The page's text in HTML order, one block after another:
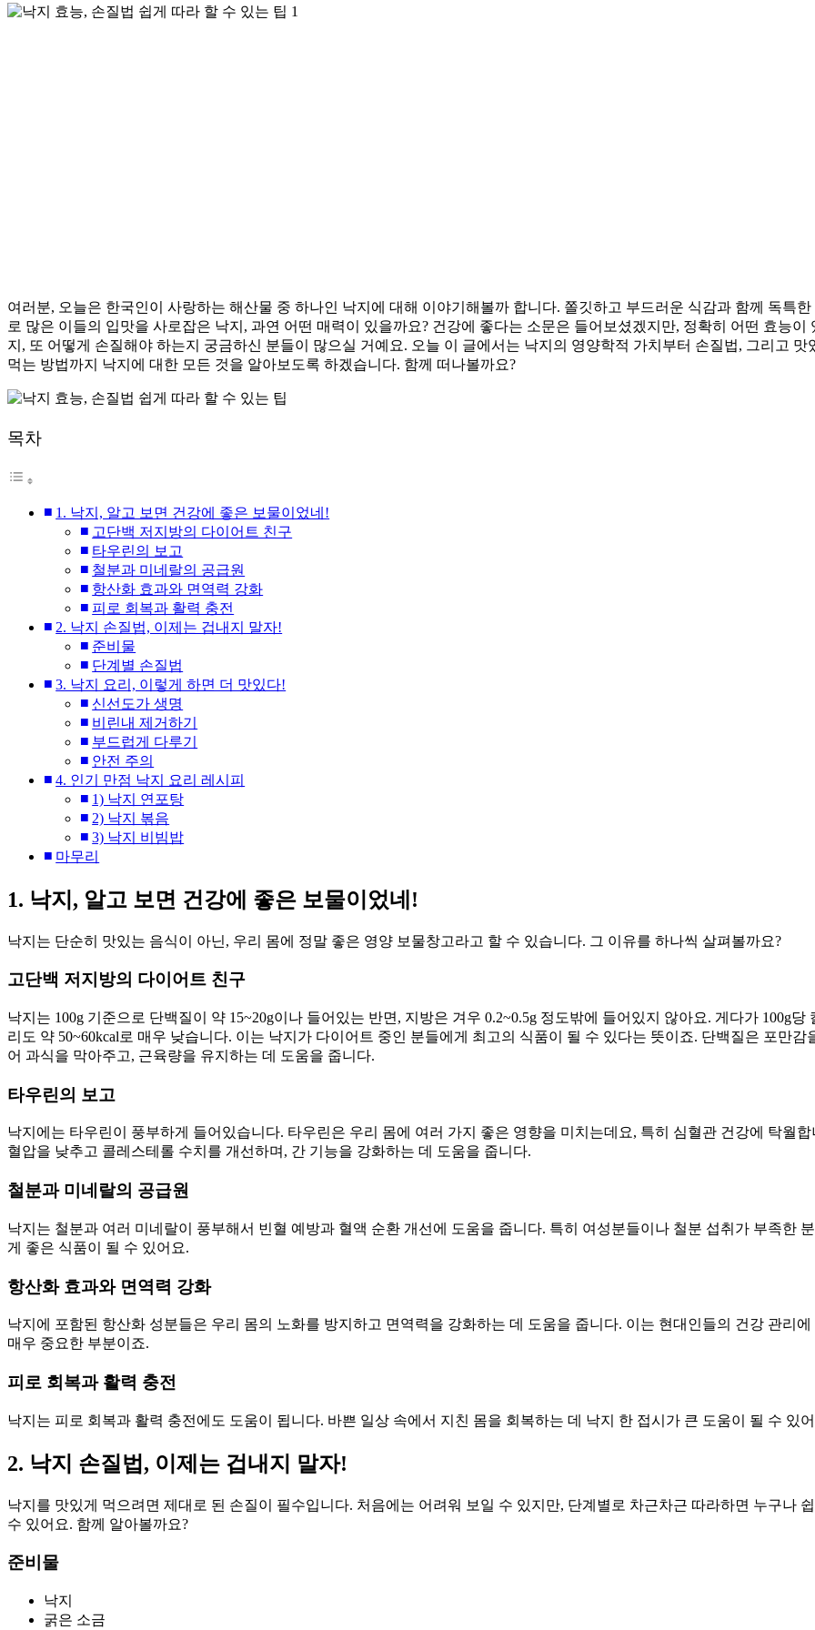
여러분, 오늘은 한국인이 사랑하는 해산물 중 하나인 낙지에 대해 이야기해볼까 합니다. 쫄깃하고 부드러운 식감과 함께 독특한
로 많은 이들의 입맛을 사로잡은 낙지, 과연 어떤 매력이 있을까요? 건강에 좋다는 소문은 들어보셨겠지만, 정확히 어떤 효능이
지, 또 어떻게 손질해야 하는지 궁금하신 분들이 많으실 거예요. 오늘 이 글에서는 낙지의 영양학적 가치부터 손질법, 그리고 맛
먹는 방법까지 낙지에 대한 모든 것을 알아보도록 하겠습니다. 함께 떠나볼까요?
목차
1. 낙지, 알고 보면 건강에 좋은 보물이었네!
고단백 저지방의 다이어트 친구
타우린의 보고
철분과 미네랄의 공급원
항산화 효과와 면역력 강화
피로 회복과 활력 충전
2. 낙지 손질법, 이제는 겁내지 말자!
준비물
단계별 손질법
3. 낙지 요리, 이렇게 하면 더 맛있다!
신선도가 생명
비린내 제거하기
부드럽게 다루기
안전 주의
4. 인기 만점 낙지 요리 레시피
1) 낙지 연포탕
2) 낙지 볶음
3) 낙지 비빔밥
마무리
1. 낙지, 알고 보면 건강에 좋은 보물이었네!
낙지는 단순히 맛있는 음식이 아닌, 우리 몸에 정말 좋은 영양 보물창고라고 할 수 있습니다. 그 이유를 하나씩 살펴볼까요?
고단백 저지방의 다이어트 친구
낙지는 100g 기준으로 단백질이 약 15~20g이나 들어있는 반면, 지방은 겨우 0.2~0.5g 정도밖에 들어있지 않아요. 게다가 100g당
리도 약 50~60kcal로 매우 낮습니다. 이는 낙지가 다이어트 중인 분들에게 최고의 식품이 될 수 있다는 뜻이죠. 단백질은 포만감
어 과식을 막아주고, 근육량을 유지하는 데 도움을 줍니다.
타우린의 보고
낙지에는 타우린이 풍부하게 들어있습니다. 타우린은 우리 몸에 여러 가지 좋은 영향을 미치는데요, 특히 심혈관 건강에 탁월합
혈압을 낮추고 콜레스테롤 수치를 개선하며, 간 기능을 강화하는 데 도움을 줍니다.
철분과 미네랄의 공급원
낙지는 철분과 여러 미네랄이 풍부해서 빈혈 예방과 혈액 순환 개선에 도움을 줍니다. 특히 여성분들이나 철분 섭취가 부족한 분
게 좋은 식품이 될 수 있어요.
항산화 효과와 면역력 강화
낙지에 포함된 항산화 성분들은 우리 몸의 노화를 방지하고 면역력을 강화하는 데 도움을 줍니다. 이는 현대인들의 건강 관리에
매우 중요한 부분이죠.
피로 회복과 활력 충전
낙지는 피로 회복과 활력 충전에도 도움이 됩니다. 바쁜 일상 속에서 지친 몸을 회복하는 데 낙지 한 접시가 큰 도움이 될 수 있
2. 낙지 손질법, 이제는 겁내지 말자!
낙지를 맛있게 먹으려면 제대로 된 손질이 필수입니다. 처음에는 어려워 보일 수 있지만, 단계별로 차근차근 따라하면 누구나
수 있어요. 함께 알아볼까요?
준비물
낙지
굵은 소금